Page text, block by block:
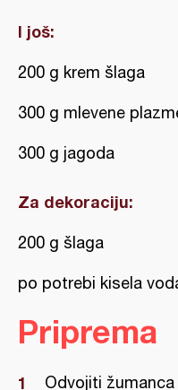
I još:
200 g krem šlaga
300 g mlevene
300 g jagoda
Za dekoraciju:
200 g šlaga
po potrebi kisela
Priprema
Odvojiti